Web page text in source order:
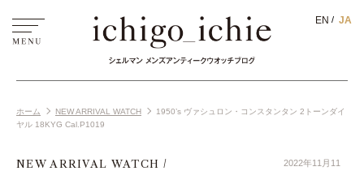
ホーム NEW ARRIVAL WATCH
1950’s ヴァシュロン・コンスタンタン 2トーンダイ
ヤル 18KYG Cal.P1019
NEW ARRIVAL WATCH
2022年11月11
EN JA